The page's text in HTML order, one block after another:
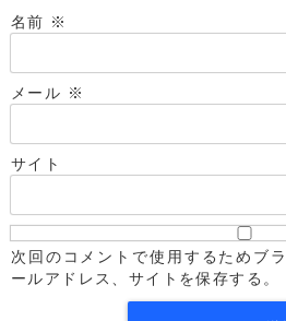
名前 ※
メール ※
サイト
次回のコメントで使用するためブ
ールアドレス、サイトを保存する。